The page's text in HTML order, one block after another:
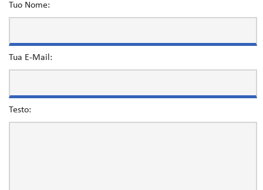
Tuo Nome:
Tua E-Mail:
Testo: